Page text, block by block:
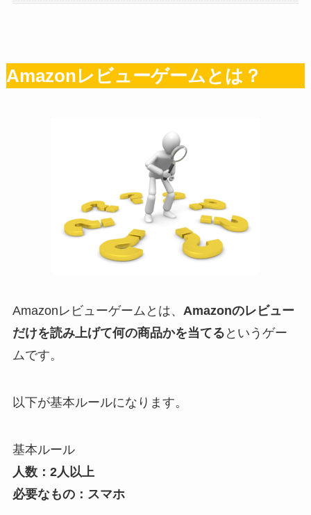
Amazonレビューゲームとは？
Amazonレビューゲームとは、 Amazonのレビュー
だけを読み上げて何の商品かを当てる というゲー
ムです。
以下が基本ルールになります。
基本ルール
人数：2人以上
必要なもの：スマホ